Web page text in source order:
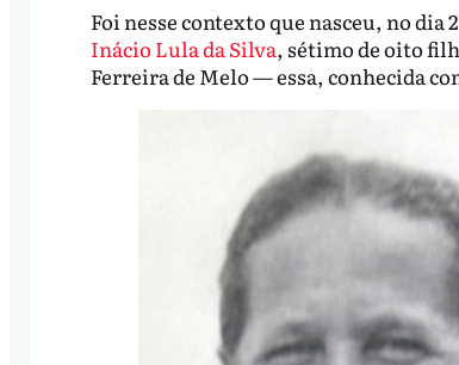
Foi nesse contexto que nasceu, no dia
Inácio Lula da Silva, sétimo de oito
Ferreira de Melo — essa, conhecida